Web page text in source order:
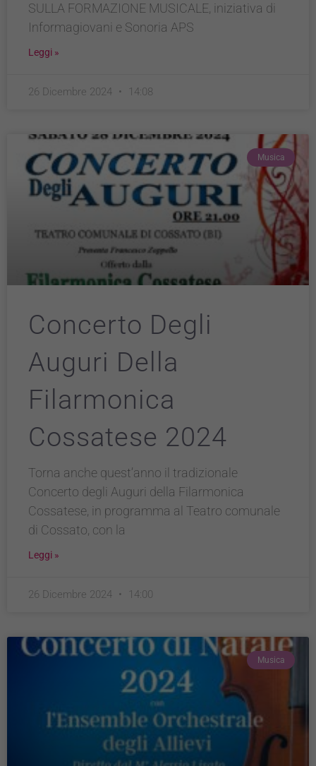
SULLA FORMAZIONE MUSICALE, iniziativa di
Informagiovani e Sonoria APS
Leggi »
26 Dicembre 2024 14:08
Musica
Concerto Degli
Auguri Della
Filarmonica
Cossatese 2024
Torna anche quest’anno il tradizionale
Concerto degli Auguri della Filarmonica
Cossatese, in programma al Teatro comunale
di Cossato, con la
Leggi »
26 Dicembre 2024 14:00
Musica